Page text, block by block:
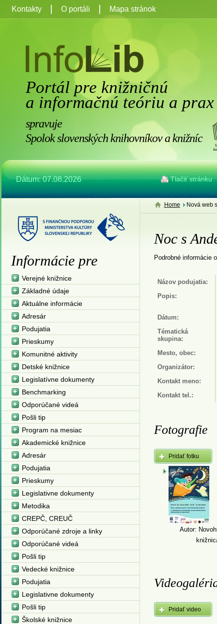
Portál pre knižničnú
a informačnú teóriu a prax
spravuje
Spolok slovenských knihovníkov a knižníc
Dátum: 07.08.2026 Tlačiť stránku
Kontakty O portáli Mapa stránok
Home Nová web
Noc s
Podrobné informácie
Názov podujatia:
Popis:
Dátum:
Tématická
skupina:
Mesto, obec:
Organizátor:
Kontakt meno:
Kontakt tel.:
Fotografie
Pridať fotku
Autor:
Pridať video
Informácie pre
Verejné knižnice
Základné údaje
Aktuálne informácie
Adresár
Podujatia
Prieskumy
Komunitné aktivity
Detské knižnice
Legislatívne dokumenty
Benchmarking
Odporúčané videá
Pošli tip
Program na mesiac
Akademické knižnice
Adresár
Podujatia
Prieskumy
Legislativne dokumenty
Metodika
CREPČ, CREUČ
Odporúčané zdroje a linky
Odporúčané videá
Pošli tip
Vedecké knižnice
Podujatia
Legislativne dokumenty
Pošli tip
Školské knižnice